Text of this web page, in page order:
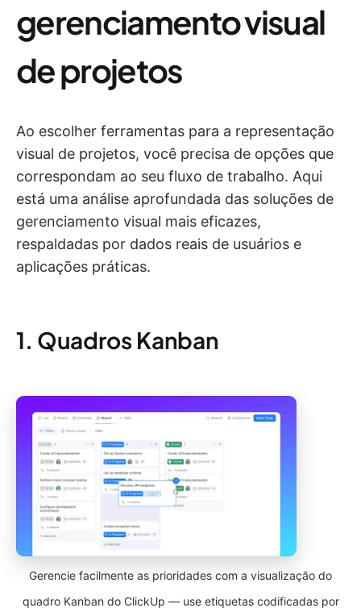
gerenciamento visual
de projetos
Ao escolher ferramentas para a representação
visual de projetos, você precisa de opções que
correspondam ao seu fluxo de trabalho. Aqui
está uma análise aprofundada das soluções de
gerenciamento visual mais eficazes,
respaldadas por dados reais de usuários e
aplicações práticas.
1. Quadros Kanban
Gerencie facilmente as prioridades com a visualização do
quadro Kanban do ClickUp — use etiquetas codificadas por